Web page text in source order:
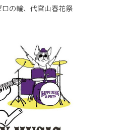
の輪、代官山春花祭